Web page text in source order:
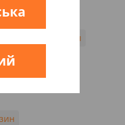
доска
доска цены